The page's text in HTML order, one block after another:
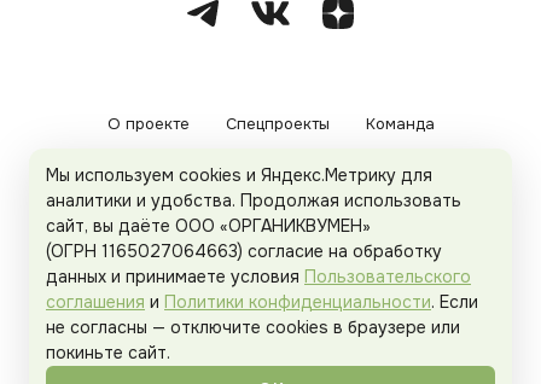
О проекте Спецпроекты Команда
Рекламодателям Политика конфиденциальности
Пользовательское соглашение
Organicwoman.ru . Все права защищены.
Мы используем cookies и Яндекс.Метрику для
аналитики и удобства. Продолжая использовать
сайт, вы даёте ООО «ОРГАНИКВУМЕН»
(ОГРН 1165027064663) согласие на обработку
данных и принимаете условия Пользовательского
соглашения и Политики конфиденциальности. Если
не согласны — отключите cookies в браузере или
покиньте сайт.